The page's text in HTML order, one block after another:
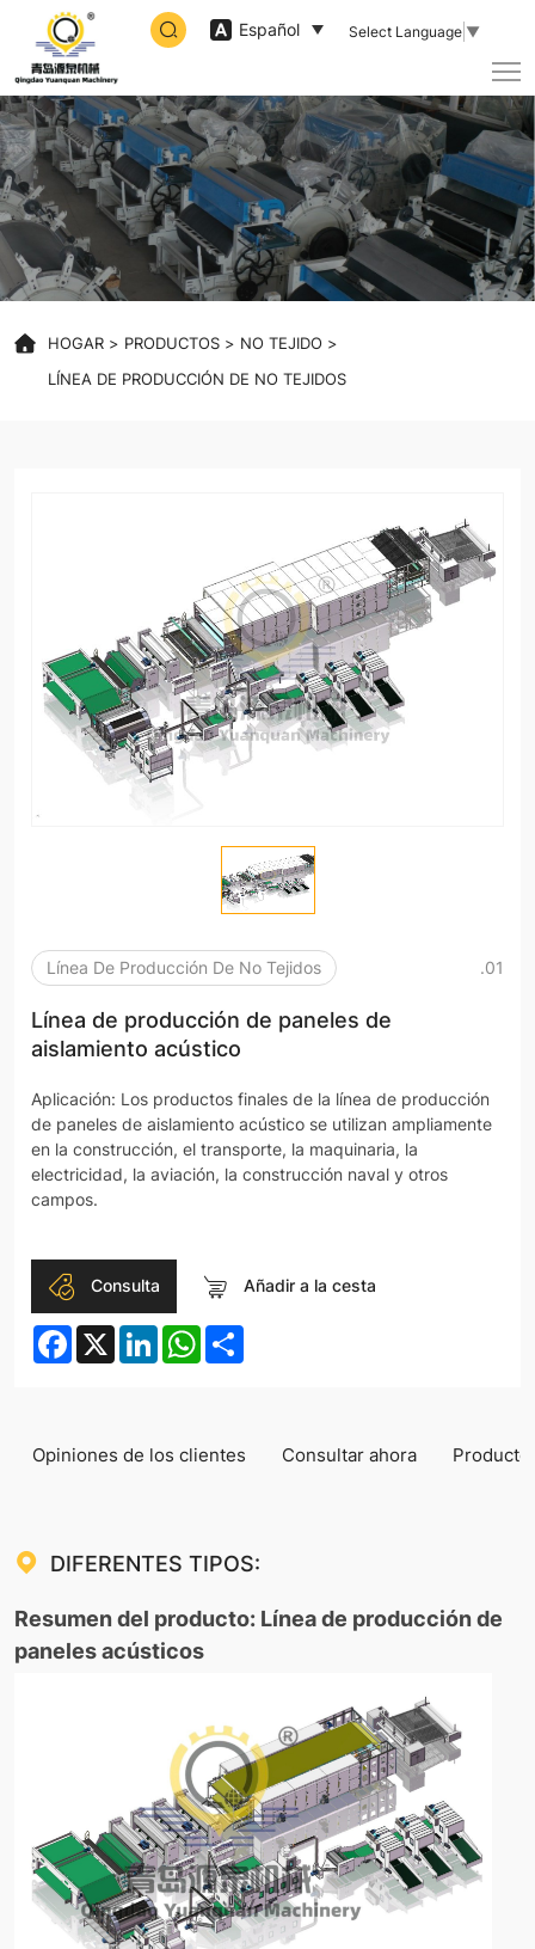
Español Select Language ▼
sound
insulation
panel
product
machine
HOGAR PRODUCTOS
NO TEJIDO
LÍNEA DE PRODUCCIÓN DE NO TEJIDOS
Línea De Producción De No Tejidos .01
Línea de producción de paneles de
aislamiento acústico
Aplicación: Los productos finales de la línea de producción
de paneles de aislamiento acústico se utilizan ampliamente
en la construcción, el transporte, la maquinaria, la
electricidad, la aviación, la construcción naval y otros
campos.
Consulta Añadir a la cesta
Facebook
X LinkedInWhatsApp
Opiniones de los clientes Consultar ahora
DIFERENTES TIPOS:
Resumen del producto: Línea de producción de
paneles acústicos